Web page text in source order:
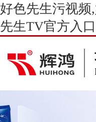
好色先生污视频
先生TV官方入口